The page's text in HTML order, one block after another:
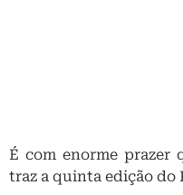
É com enorme prazer
traz a quinta edição do